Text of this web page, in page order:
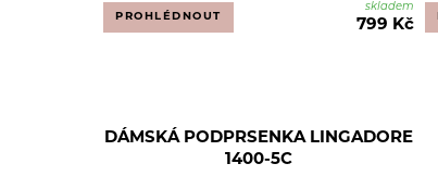
PROHLÉDNOUT
skladem
799 Kč
DÁMSKÁ PODPRSENKA LINGADORE
1400-5C